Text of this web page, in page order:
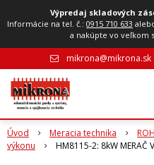
Výpredaj skladových
Informácie na tel. č.:0915 710 633
a nakúpte vo veľkom
mikrona@mikrona.sk
Úvod Meracia technika
výkonu
HM8115-2: 8kW MERAČ